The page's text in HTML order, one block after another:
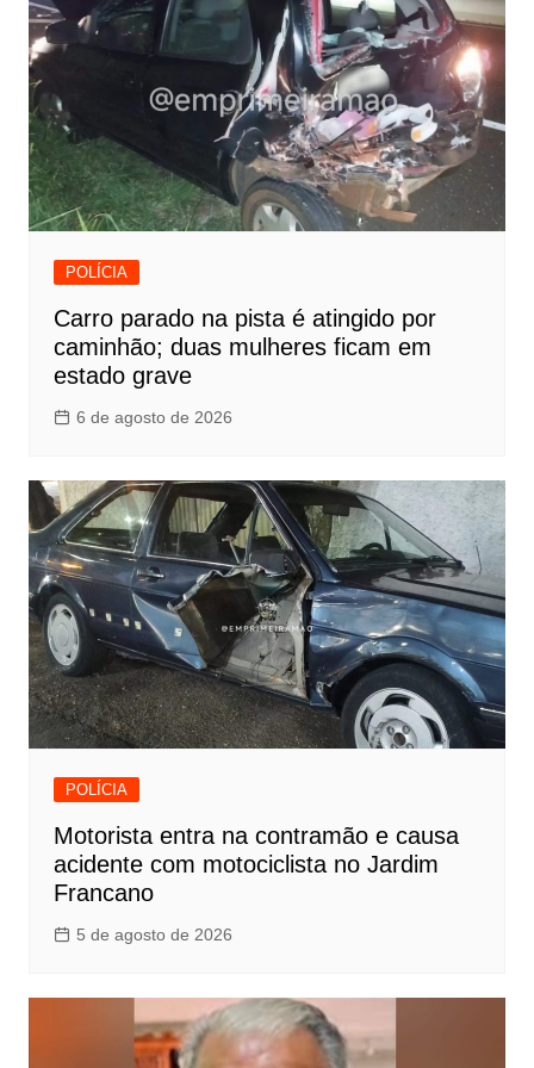
POLÍCIA
Carro parado na pista é atingido por
caminhão; duas mulheres ficam em
estado grave
6 de agosto de 2026
POLÍCIA
Motorista entra na contramão e causa
acidente com motociclista no Jardim
Francano
5 de agosto de 2026